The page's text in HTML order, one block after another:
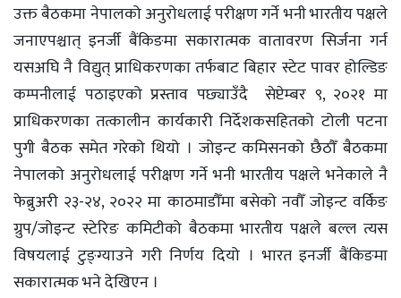
उक्त बैठकमा नेपालको अनुरोधलाई परीक्षण गर्ने भनी भारतीय पक्षले
जनाएपश्चात् इनर्जी बैंकिङमा सकारात्मक वातावरण सिर्जना गर्न
यसअघि नै विद्युत् प्राधिकरणका तर्फबाट बिहार स्टेट पावर होल्डिङ
कम्पनीलाई पठाइएको प्रस्ताव पछ्याउँदै सेप्टेम्बर ९, २०२१ मा
प्राधिकरणका तत्कालीन कार्यकारी निर्देशकसहितको टोली पटना
पुगी बैठक समेत गरेको थियो । जोइन्ट कमिसनको छैठौँ बैठकमा
नेपालको अनुरोधलाई परीक्षण गर्ने भनी भारतीय पक्षले भनेकाले नै
फेब्रुअरी २३-२४, २०२२ मा काठमाडौँमा बसेको नवौँ जोइन्ट वर्किङ
ग्रुप/जोइन्ट स्टेरिङ कमिटीको बैठकमा भारतीय पक्षले बल्ल त्यस
विषयलाई टुङ्ग्याउने गरी निर्णय दियो । भारत इनर्जी बैंकिङमा
सकारात्मक भने देखिएन ।